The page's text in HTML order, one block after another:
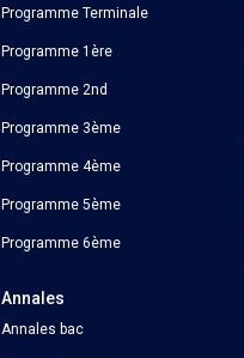
Programme Terminale
Programme 1ère
Programme 2nd
Programme 3ème
Programme 4ème
Programme 5ème
Programme 6ème
Annales
Annales bac